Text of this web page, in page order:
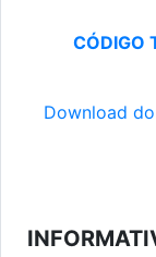
CÓDIGO
Download